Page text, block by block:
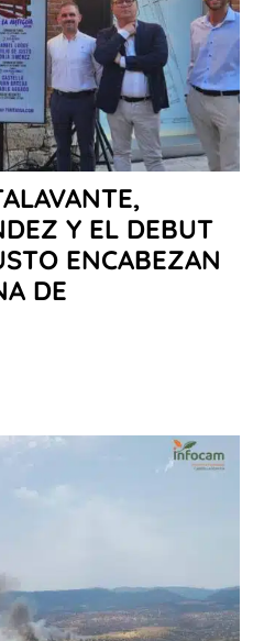
Y EL DEBUT
ENCABEZAN
DE